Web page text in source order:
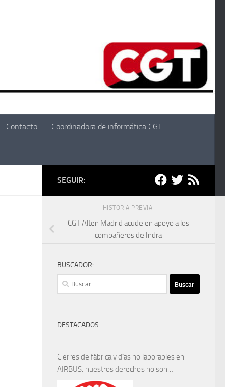
Contacto Coordinadora de informática CGT
SEGUIR:
HISTORIA PREVIA
CGT Alten Madrid acude en apoyo a los
compañeros de Indra
BUSCADOR:
Buscar:
DESTACADOS
Cierres de fábrica y días no laborables en
AIRBUS: nuestros derechos no son
negociables